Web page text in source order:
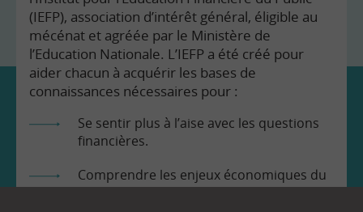
(IEFP), association d’intérêt général, éligible au
mécénat et agréée par le Ministère de
l’Education Nationale. L’IEFP a été créé pour
aider chacun à acquérir les bases de
connaissances nécessaires pour :
Se sentir plus à l’aise avec les questions
financières.
Comprendre les enjeux économiques du
monde dans lequel nous vivons.